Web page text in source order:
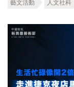
藝文活動 人文社科